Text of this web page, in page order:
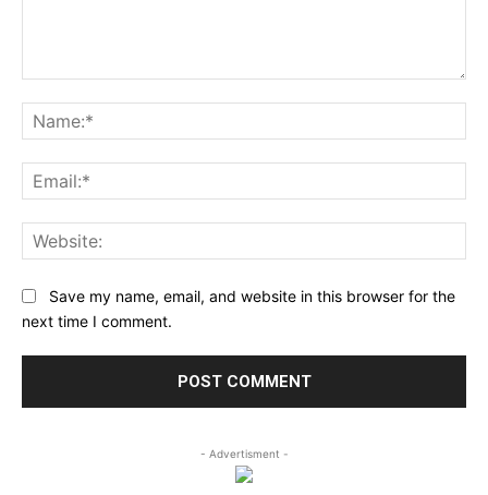
Save my name, email, and website in this browser for the
next time I comment.
- Advertisment -